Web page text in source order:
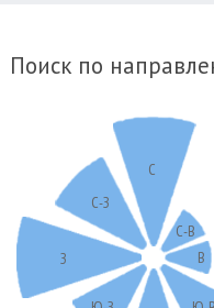
Поиск по
С
С-В
В
З
С-З